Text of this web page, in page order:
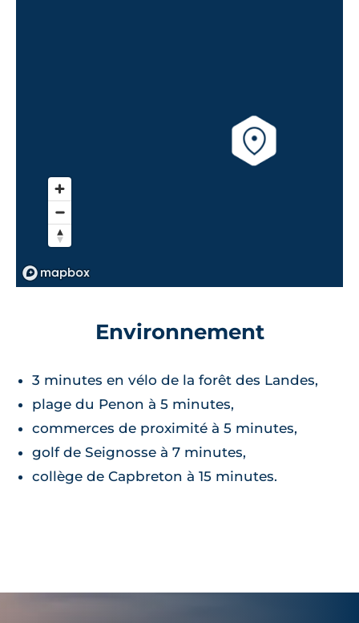
Environnement
3 minutes en vélo de la forêt des Landes,
plage du Penon à 5 minutes,
commerces de proximité à 5 minutes,
golf de Seignosse à 7 minutes,
collège de Capbreton à 15 minutes.